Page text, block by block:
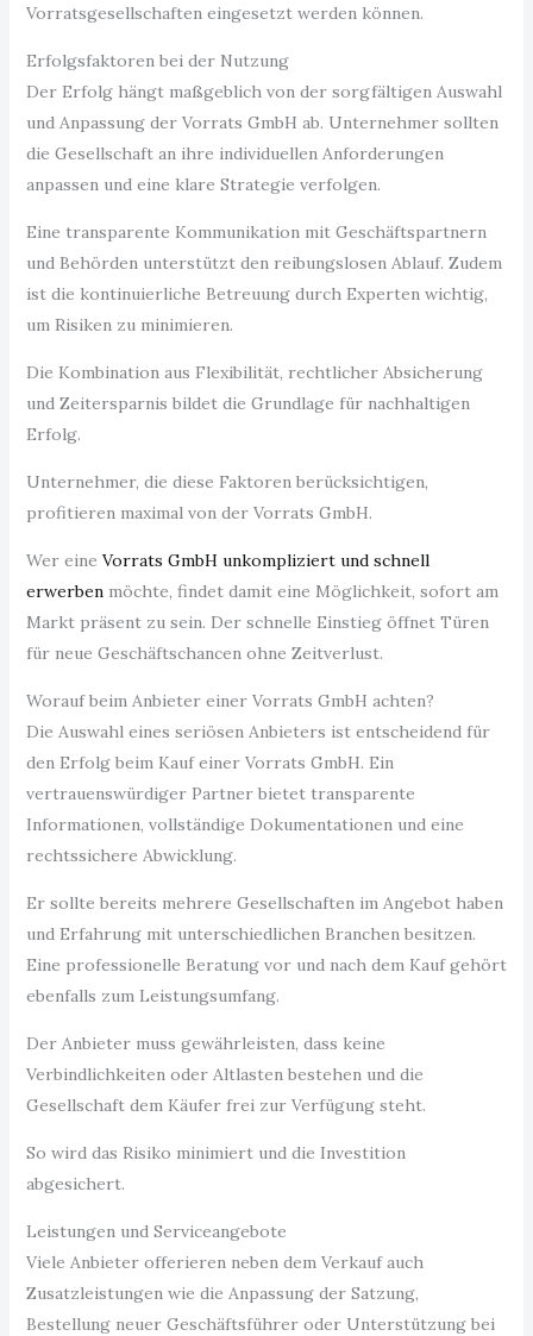
Vorratsgesellschaften eingesetzt werden können.
Erfolgsfaktoren bei der Nutzung
Der Erfolg hängt maßgeblich von der sorgfältigen Auswahl
und Anpassung der Vorrats GmbH ab. Unternehmer sollten
die Gesellschaft an ihre individuellen Anforderungen
anpassen und eine klare Strategie verfolgen.
Eine transparente Kommunikation mit Geschäftspartnern
und Behörden unterstützt den reibungslosen Ablauf. Zudem
ist die kontinuierliche Betreuung durch Experten wichtig,
um Risiken zu minimieren.
Die Kombination aus Flexibilität, rechtlicher Absicherung
und Zeitersparnis bildet die Grundlage für nachhaltigen
Erfolg.
Unternehmer, die diese Faktoren berücksichtigen,
profitieren maximal von der Vorrats GmbH.
Wer eine Vorrats GmbH unkompliziert und schnell
erwerbenmöchte, findet damit eine Möglichkeit, sofort am
Markt präsent zu sein. Der schnelle Einstieg öffnet Türen
für neue Geschäftschancen ohne Zeitverlust.
Worauf beim Anbieter einer Vorrats GmbH achten?
Die Auswahl eines seriösen Anbieters ist entscheidend für
den Erfolg beim Kauf einer Vorrats GmbH. Ein
vertrauenswürdiger Partner bietet transparente
Informationen, vollständige Dokumentationen und eine
rechtssichere Abwicklung.
Er sollte bereits mehrere Gesellschaften im Angebot haben
und Erfahrung mit unterschiedlichen Branchen besitzen.
Eine professionelle Beratung vor und nach dem Kauf gehört
ebenfalls zum Leistungsumfang.
Der Anbieter muss gewährleisten, dass keine
Verbindlichkeiten oder Altlasten bestehen und die
Gesellschaft dem Käufer frei zur Verfügung steht.
So wird das Risiko minimiert und die Investition
abgesichert.
Leistungen und Serviceangebote
Viele Anbieter offerieren neben dem Verkauf auch
Zusatzleistungen wie die Anpassung der Satzung,
Bestellung neuer Geschäftsführer oder Unterstützung bei